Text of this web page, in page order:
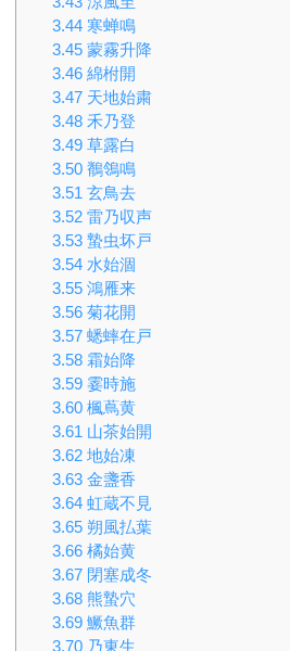
3.44 寒蝉鳴
3.45 蒙霧升降
3.46 綿柎開
3.47 天地始粛
3.48 禾乃登
3.49 草露白
3.50 鶺鴒鳴
3.51 玄鳥去
3.52 雷乃収声
3.53 蟄虫坏戸
3.54 水始涸
3.55 鴻雁来
3.56 菊花開
3.57 蟋蟀在戸
3.58 霜始降
3.59 霎時施
3.60 楓蔦黄
3.61 山茶始開
3.62 地始凍
3.63 金盞香
3.64 虹蔵不見
3.65 朔風払葉
3.66 橘始黄
3.67 閉塞成冬
3.68 熊蟄穴
3.69 鱖魚群
3.70 乃東生